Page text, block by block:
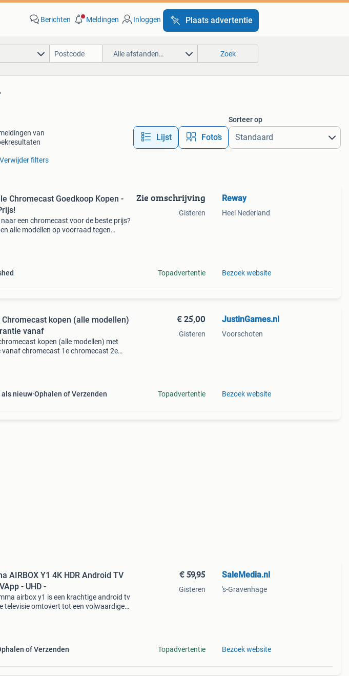
Berichten Meldingen Inloggen Plaats advertentie
Alle afstanden… Zoek
van
Lijst Foto’s
Sorteer op
Verwijder filters
Chromecast Goedkoop Kopen -
een chromecast voor de beste prijs?
alle modellen op voorraad tegen
Zie omschrijving
Gisteren
Topadvertentie
Reway
Heel Nederland
Bezoek website
Chromecast kopen (alle modellen)
vanaf
kopen (alle modellen) met
vanaf chromecast 1e chromecast 2e
als nieuw Ophalen of Verzenden
€ 25,00
Gisteren
Topadvertentie
JustinGames.nl
Voorschoten
Bezoek website
AIRBOX Y1 4K HDR Android TV
- UHD -
airbox y1 is een krachtige android tv
televisie omtovert tot een volwaardige
of Verzenden
€ 59,95
Gisteren
Topadvertentie
SaleMedia.nl
's-Gravenhage
Bezoek website